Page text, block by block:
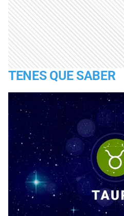
TENES QUE SABER